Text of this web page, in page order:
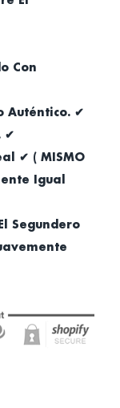
Con
Auténtico. ✔
✔
✔ ( MISMO
Igual
Segundero